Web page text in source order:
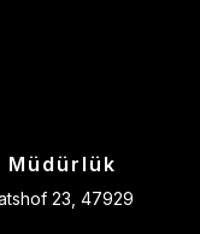
Müdürlük
23, 47929